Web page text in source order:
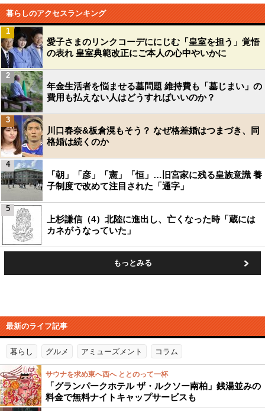
暮らしのアクセスランキング
愛子さまのリンクコーデににじむ「皇室を担う」覚悟
の表れ 皇室典範改正にご本人の心中やいかに
1
年金生活者を悩ませる墓問題 維持費も「墓じまい」の
費用も払えない人はどうすればいいのか？
2
川口春奈&板倉滉もそう？ なぜ格差婚はつまづき、同
格婚は続くのか
3
「朝」「彦」「憲」「恒」…旧宮家に残る皇族意識 養
子制度で改めて注目された「通字」
4
上杉謙信（4）北陸に進出し、亡くなった時「蔵には
カネがうなっていた」
5
もっとみる
最新のライフ記事
暮らし グルメ アミューズメント コラム
サウナを求め東へ西へ ととのって一杯
「グランパークホテル ザ・ルクソー南柏」銭湯並みの
料金で無料ナイトキャップサービスも